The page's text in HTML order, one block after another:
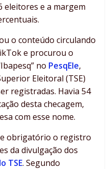
eleitores e a margem
o conteúdo circulando
e procurou o
no PesqEle,
Eleitoral (TSE)
registradas. Havia 54
desta checagem,
com esse nome.
obrigatório o registro
da divulgação dos
TSE. Segundo